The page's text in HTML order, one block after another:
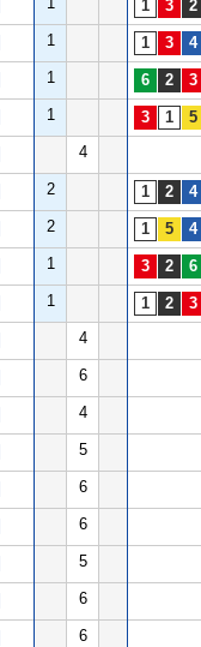
1
1
1
4
2
2
1
1
4
6
4
5
6
6
5
6
6